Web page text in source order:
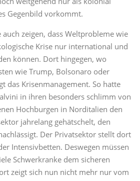
Gegenbild vorkommt.
zeigen, dass Weltprobleme wie
Krise nur international und
können. Dort hingegen, wo
wie Trump, Bolsonaro oder
das Krisenmanagement. So hatte
in ihren besonders schlimm von
Hochburgen in Norditalien den
jahrelang gehätschelt, den
Der Privatsektor stellt dort
Intensivbetten. Deswegen müssen
Schwerkranke dem sicheren
zeigt sich nun nicht mehr nur vom